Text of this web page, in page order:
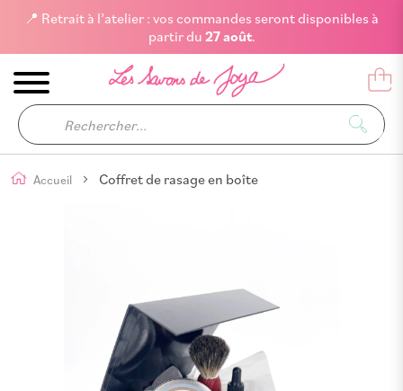
📍 Retrait à l’atelier : vos commandes seront disponibles à
partir du 27 août.
Accueil
Coffret de rasage en boîte